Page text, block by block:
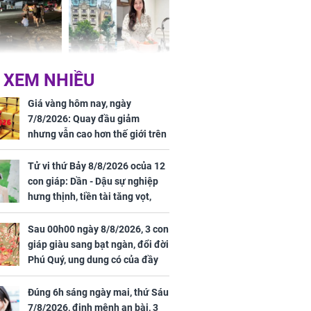
công nhân
đường đi
khu công
Thần
Đỗ Mỹ Linh hé lộ góc
bếp chill của nhà mới -
cạnh biệt thự bầu Hiển
ngày
3 con giáp
bạt ngàn,
Quý, ung
đầy nhà,
hưng thịnh
NHIỀU
Giá vàng hôm nay, ngày
7/8/2026: Quay đầu giảm
nhưng vẫn cao hơn thế giới trên
7 triệu đồng
Tử vi thứ Bảy 8/8/2026 ocủa 12
con giáp: Dần - Dậu sự nghiệp
hưng thịnh, tiền tài tăng vọt,
Mão - Thân công việc bất trắc,
tiền mất tật mang
Sau 00h00 ngày 8/8/2026, 3 con
giáp giàu sang bạt ngàn, đổi đời
Phú Quý, ung dung có của đầy
nhà, ngày càng hưng thịnh sung
túc
Đúng 6h sáng ngày mai, thứ Sáu
7/8/2026, định mệnh an bài, 3